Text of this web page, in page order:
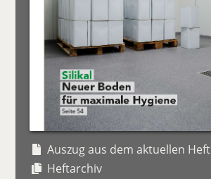
Auszug aus dem aktuellen Heft
Heftarchiv